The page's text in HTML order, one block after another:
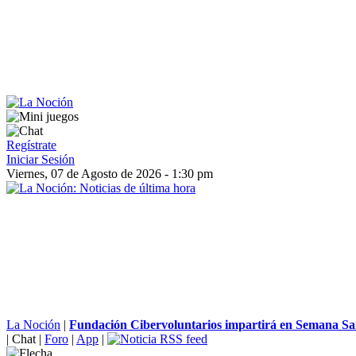
Regístrate
Iniciar Sesión
Viernes, 07 de Agosto de 2026 - 1:30 pm
La Noción | Fundación Cibervoluntarios impartirá en Semana
| Chat | Foro | App |